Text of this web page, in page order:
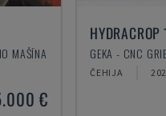
MAŠĪNA
€
GEKA - CNC
ČEHIJA